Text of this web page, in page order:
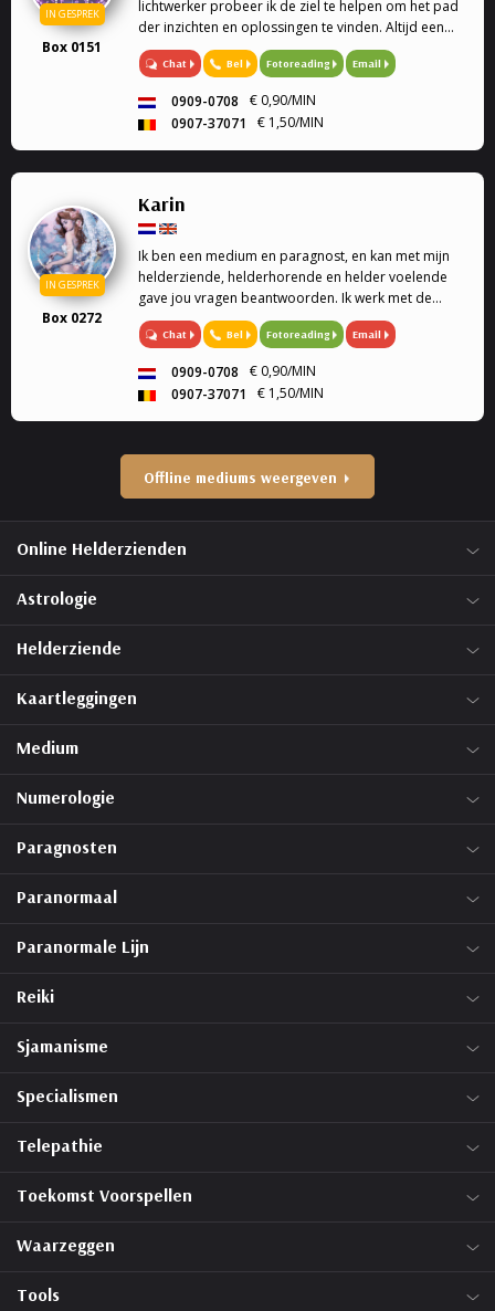
IN GESPREK
Box 0151
lichtwerker probeer ik de ziel te helpen om het pad
der inzichten en oplossingen te vinden. Altijd een
luisterend oor Soms heb je vragen of sta je voor
keuzes en weet je het even niet meer, dan bie...
Chat Bel Fotoreading Email
0909-0708
€ 0,90/MIN
0907-37071
€ 1,50/MIN
IN GESPREK
Box 0272
Karin
Ik ben een medium en paragnost, en kan met mijn
helderziende, helderhorende en helder voelende
gave jou vragen beantwoorden. Ik werk met de
engelen kaarten en geef engelen readings en
healing. Mijn specialiteit is tweeling zielen, en liefde.
Chat Bel Fotoreading Email
0909-0708
€ 0,90/MIN
0907-37071
€ 1,50/MIN
Offline mediums weergeven
Online Helderzienden
Astrologie
Helderziende
Kaartleggingen
Medium
Numerologie
Paragnosten
Paranormaal
Paranormale Lijn
Reiki
Sjamanisme
Specialismen
Telepathie
Toekomst Voorspellen
Waarzeggen
Tools